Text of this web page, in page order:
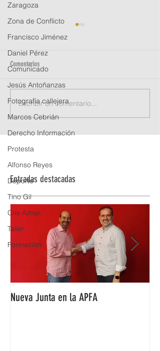
Zaragoza
Zona de Conflicto
Francisco Jiménez
Daniel Pérez
Comunicado
Jesús Antoñanzas
Fotografía callejera
Marcos Cebrián
Derecho Información
Protesta
Alfonso Reyes
Deporte
Tino Gil
Cris Aznar
Taller
Formación
Tenemos ganadora de la beca APFA
de Albarracín 2022
Comentarios
Escribir un comentario...
Entradas destacadas
Nueva Junta en la APFA